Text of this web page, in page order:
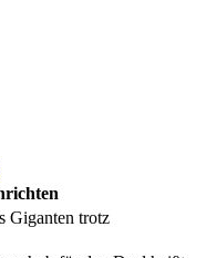
Giganten trotz